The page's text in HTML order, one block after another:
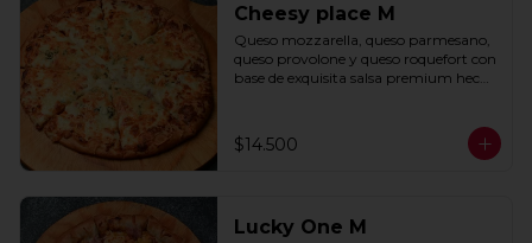
Cheesy place M
Queso mozzarella, queso parmesano,
queso provolone y queso roquefort con
base de exquisita salsa premium hecha
$14.500
Lucky One M